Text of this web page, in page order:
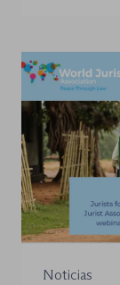
la
Noticias